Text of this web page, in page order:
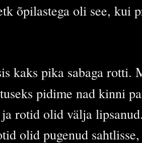
õpilastega oli see, kui
kaks pika sabaga rotti.
pidime nad kinni
rotid olid välja
olid pugenud